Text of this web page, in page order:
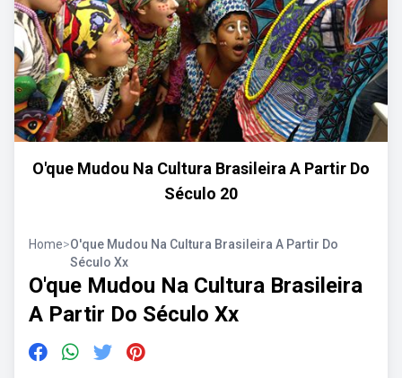
O'que Mudou Na Cultura Brasileira A Partir Do
Século 20
Home>O'que Mudou Na Cultura Brasileira A Partir Do
Século Xx
O'que Mudou Na Cultura Brasileira
A Partir Do Século Xx